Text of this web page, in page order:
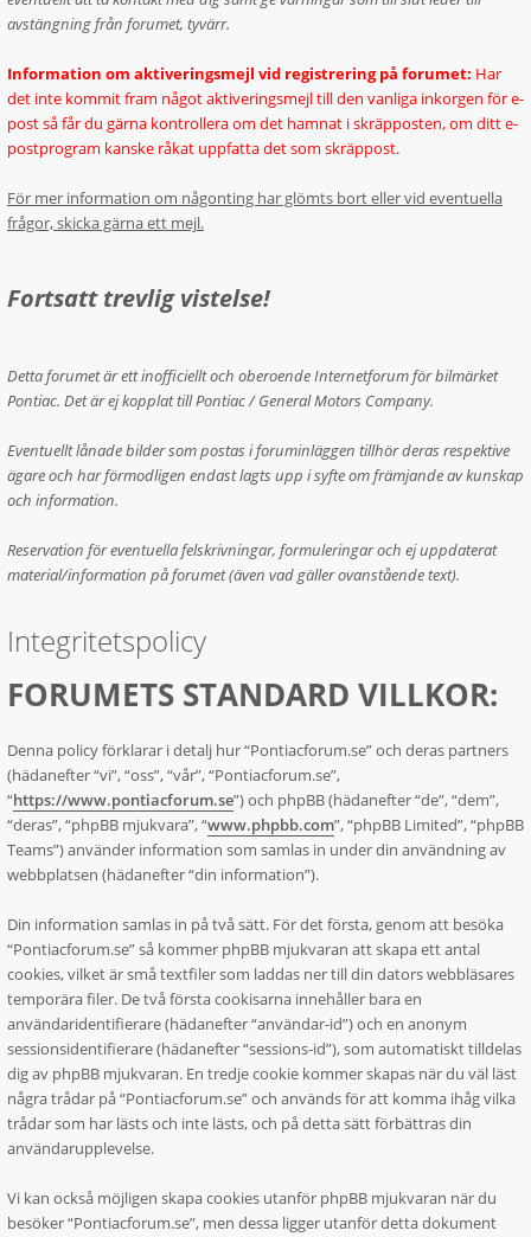
avstängning från forumet, tyvärr.
Information om aktiveringsmejl vid registrering på forumet: Har
det inte kommit fram något aktiveringsmejl till den vanliga inkorgen för e-
post så får du gärna kontrollera om det hamnat i skräpposten, om ditt e-
postprogram kanske råkat uppfatta det som skräppost.
För mer information om någonting har glömts bort eller vid eventuella
frågor, skicka gärna ett mejl.
Fortsatt trevlig vistelse!
Detta forumet är ett inofficiellt och oberoende Internetforum för bilmärket
Pontiac. Det är ej kopplat till Pontiac / General Motors Company.
Eventuellt lånade bilder som postas i foruminläggen tillhör deras respektive
ägare och har förmodligen endast lagts upp i syfte om främjande av kunskap
och information.
Reservation för eventuella felskrivningar, formuleringar och ej uppdaterat
material/information på forumet (även vad gäller ovanstående text).
Integritetspolicy
FORUMETS STANDARD VILLKOR:
Denna policy förklarar i detalj hur “Pontiacforum.se” och deras partners
(hädanefter “vi”, “oss”, “vår”, “Pontiacforum.se”,
“https://www.pontiacforum.se”) och phpBB (hädanefter “de”, “dem”,
“deras”, “phpBB mjukvara”, “www.phpbb.com”, “phpBB Limited”, “phpBB
Teams”) använder information som samlas in under din användning av
webbplatsen (hädanefter “din information”).
Din information samlas in på två sätt. För det första, genom att besöka
“Pontiacforum.se” så kommer phpBB mjukvaran att skapa ett antal
cookies, vilket är små textfiler som laddas ner till din dators webbläsares
temporära filer. De två första cookisarna innehåller bara en
användaridentifierare (hädanefter “användar-id”) och en anonym
sessionsidentifierare (hädanefter “sessions-id”), som automatiskt tilldelas
dig av phpBB mjukvaran. En tredje cookie kommer skapas när du väl läst
några trådar på “Pontiacforum.se” och används för att komma ihåg vilka
trådar som har lästs och inte lästs, och på detta sätt förbättras din
användarupplevelse.
Vi kan också möjligen skapa cookies utanför phpBB mjukvaran när du
besöker “Pontiacforum.se”, men dessa ligger utanför detta dokument